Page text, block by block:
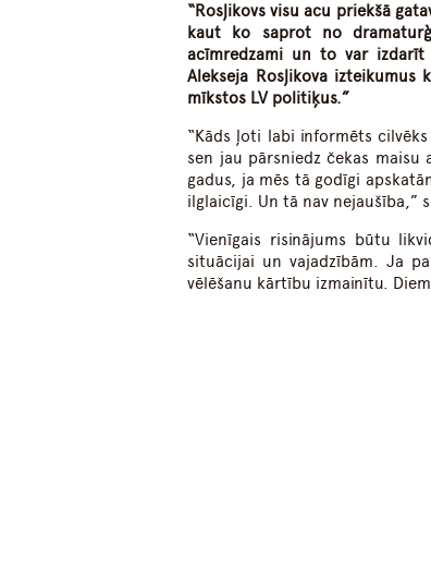
“Rosļikovs visu acu priekšā
kaut ko saprot no
acīmredzami un to var izdarīt
Alekseja Rosļikova
mīkstos LV politiķus.”
“Kāds ļoti labi informēts
sen jau pārsniedz čekas
gadus, ja mēs tā godīgi
ilglaicīgi. Un tā nav nejaušība,”
“Vienīgais risinājums būtu
situācijai un vajadzībām. Ja
vēlēšanu kārtību izmainītu.